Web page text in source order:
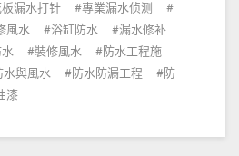
漏水打针
專業漏水侦测
風水 浴缸防水
漏水修补
裝修風水
防水工程施
水與風水 防水防漏工程
防
漆